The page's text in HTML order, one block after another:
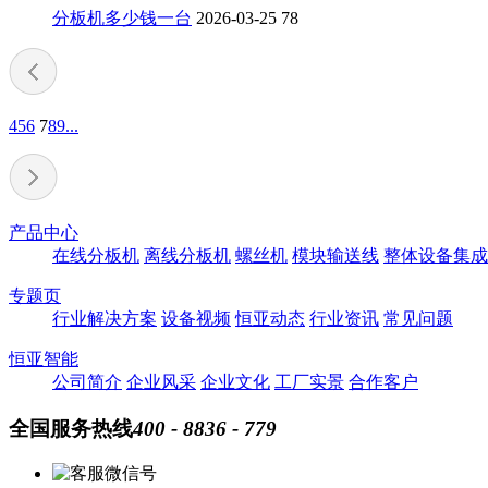
分板机多少钱一台 2026-03-25 78
456 789...
产品中心
在线分板机 离线分板机 螺丝机 模块输送线 整体设备集
专题页
行业解决方案 设备视频 恒亚动态 行业资讯 常见问题
恒亚智能
公司简介 企业风采 企业文化 工厂实景 合作客户
全国服务热线400 - 8836 - 779